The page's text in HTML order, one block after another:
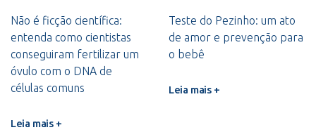
Não é ficção científica:
entenda como cientistas
conseguiram fertilizar um
óvulo com o DNA de
células comuns
Leia mais +
Teste do Pezinho: um ato
de amor e prevenção para
o bebê
Leia mais +